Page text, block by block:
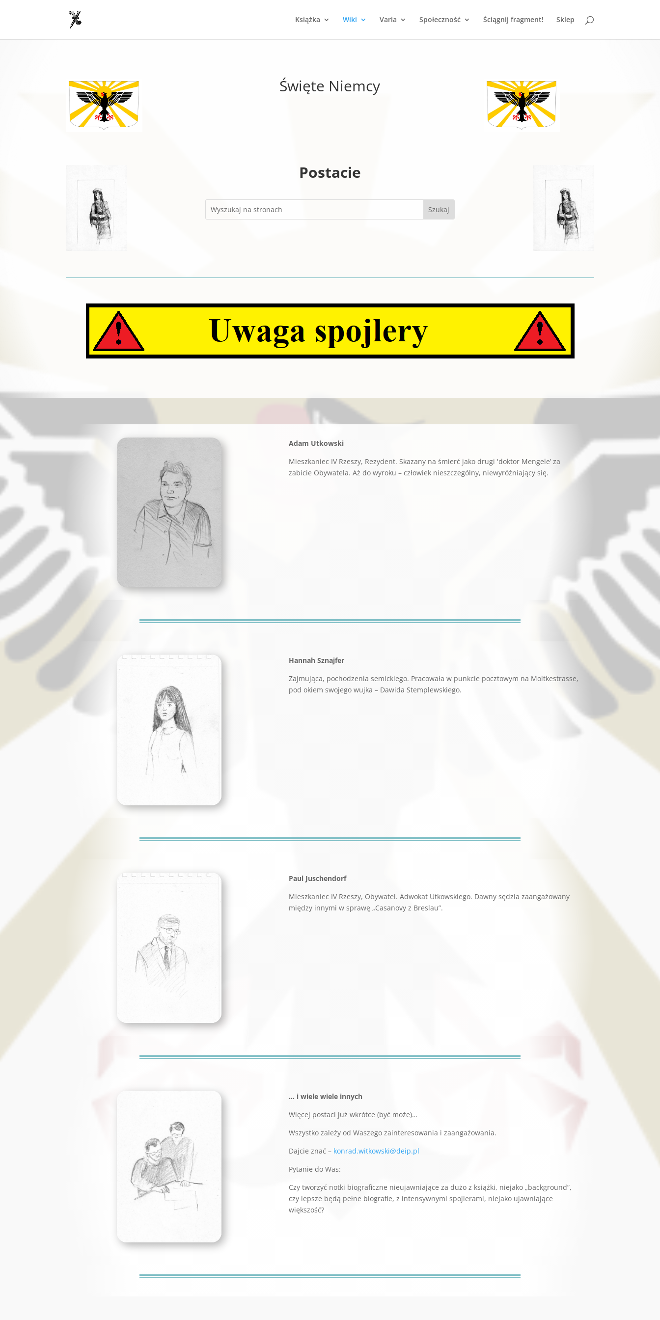
Książka Wiki Varia Społeczność Ściągnij fragment! Sklep
Święte Niemcy
Postacie
Adam Utkowski
Mieszkaniec IV Rzeszy, Rezydent. Skazany na śmierć jako drugi 'doktor Mengele’ za
zabicie Obywatela. Aż do wyroku – człowiek nieszczególny, niewyróżniający się.
Hannah Sznajfer
Zajmująca, pochodzenia semickiego. Pracowała w punkcie pocztowym na Moltkestrasse,
pod okiem swojego wujka – Dawida Stemplewskiego.
Paul Juschendorf
Mieszkaniec IV Rzeszy, Obywatel. Adwokat Utkowskiego. Dawny sędzia zaangażowany
między innymi w sprawę „Casanovy z Breslau”.
… i wiele wiele innych
Więcej postaci już wkrótce (być może)…
Wszystko zależy od Waszego zainteresowania i zaangażowania.
Dajcie znać – konrad.witkowski@deip.pl
Pytanie do Was:
Czy tworzyć notki biograficzne nieujawniające za dużo z książki, niejako „background”,
czy lepsze będą pełne biografie, z intensywnymi spojlerami, niejako ujawniające
większość?